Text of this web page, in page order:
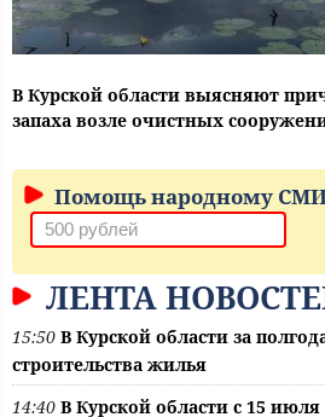
В Курской области выясняют
запаха возле очистных
Помощь народному
ЛЕНТА
15:50 В Курской области за
строительства жилья
14:40 В Курской области с 15